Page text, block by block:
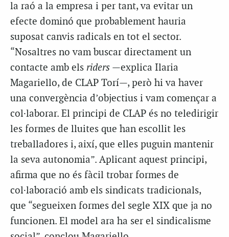
la raó a la empresa i per tant, va evitar un
efecte dominó que probablement hauria
suposat canvis radicals en tot el sector.
“Nosaltres no vam buscar directament un
contacte amb els riders —explica Ilaria
Magariello, de CLAP Torí—, però hi va haver
una convergència d’objectius i vam començar a
col·laborar. El principi de CLAP és no teledirigir
les formes de lluites que han escollit les
treballadores i, així, que elles puguin mantenir
la seva autonomia”. Aplicant aquest principi,
afirma que no és fàcil trobar formes de
col·laboració amb els sindicats tradicionals,
que “segueixen formes del segle XIX que ja no
funcionen. El model ara ha ser el sindicalisme